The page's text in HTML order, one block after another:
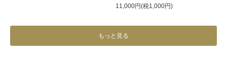
11,000円(税1,000円)
もっと見る